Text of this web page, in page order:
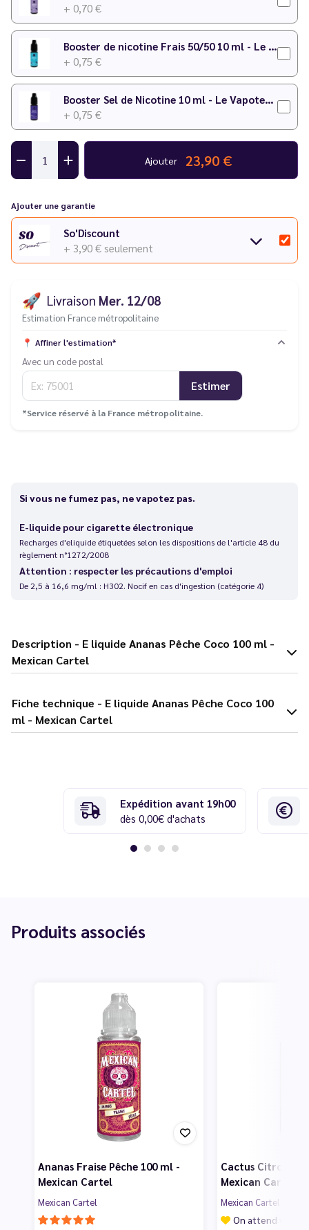
+ 0,70 €
Booster de nicotine Frais 50/50 10 ml - Le Vapoteur Discount
+ 0,75 €
Booster Sel de Nicotine 10 ml - Le Vapoteur Discount
+ 0,75 €
Ajouter 23,90 €
Ajouter une garantie
So'Discount
+ 3,90 € seulement
🚀 Livraison Mer. 12/08
Estimation France métropolitaine
📍 Affiner l'estimation*
Avec un code postal
Estimer
*Service réservé à la France métropolitaine.
Si vous ne fumez pas, ne vapotez pas.
E-liquide pour cigarette électronique
Recharges d'eliquide étiquetées selon les dispositions de l'article 48 du
règlement n°1272/2008
Attention : respecter les précautions d'emploi
De 2,5 à 16,6 mg/ml : H302. Nocif en cas d'ingestion (catégorie 4)
Description - E liquide Ananas Pêche Coco 100 ml -
Mexican Cartel
Fiche technique - E liquide Ananas Pêche Coco 100
ml - Mexican Cartel
Expédition avant 19h00
dès 0,00€ d'achats
Produits associés
Ananas Fraise Pêche 100 ml -
Mexican Cartel
Mexican Cartel
Cactus Citron
Mexican Cartel
Mexican Cartel
On attend vos